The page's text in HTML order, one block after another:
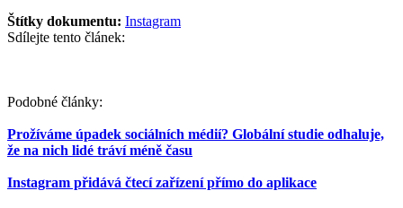
Štítky dokumentu: Instagram
Sdílejte tento článek:
Podobné články:
Prožíváme úpadek sociálních médií? Globální studie odhaluje,
že na nich lidé tráví méně času
Instagram přidává čtecí zařízení přímo do aplikace